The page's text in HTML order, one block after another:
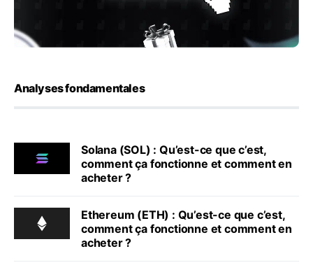
Analyses fondamentales
Solana (SOL) : Qu’est-ce que c’est,
comment ça fonctionne et comment en
acheter ?
Ethereum (ETH) : Qu’est-ce que c’est,
comment ça fonctionne et comment en
acheter ?